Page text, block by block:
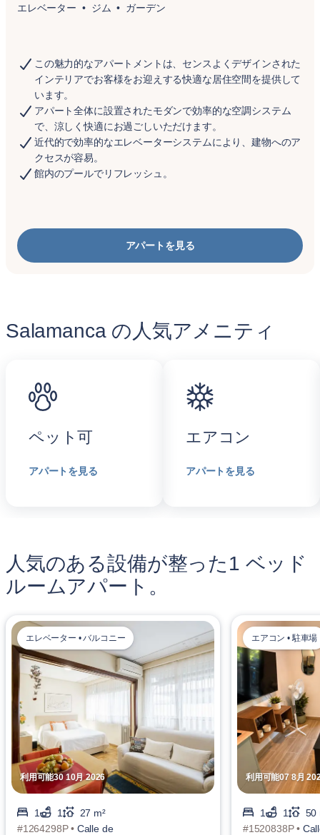
エレベーター ジム ガーデン
この魅力的なアパートメントは、センスよくデザインされた
インテリアでお客様をお迎えする快適な居住空間を提供して
います。
アパート全体に設置されたモダンで効率的な空調システム
で、涼しく快適にお過ごしいただけます。
近代的で効率的なエレベーターシステムにより、建物へのア
クセスが容易。
館内のプールでリフレッシュ。
アパートを見る
Salamanca の人気アメニティ
ペット可
アパートを見る
エアコン
アパートを見る
人気のある設備が整った1 ベッド
ルームアパート。
利用可能30 10月 2026
エレベーター • バルコニー
1 1
27 m²
#1264298P • Calle de
利用可能07 8月
エアコン • 駐車場
1 1
50
#1520838P •